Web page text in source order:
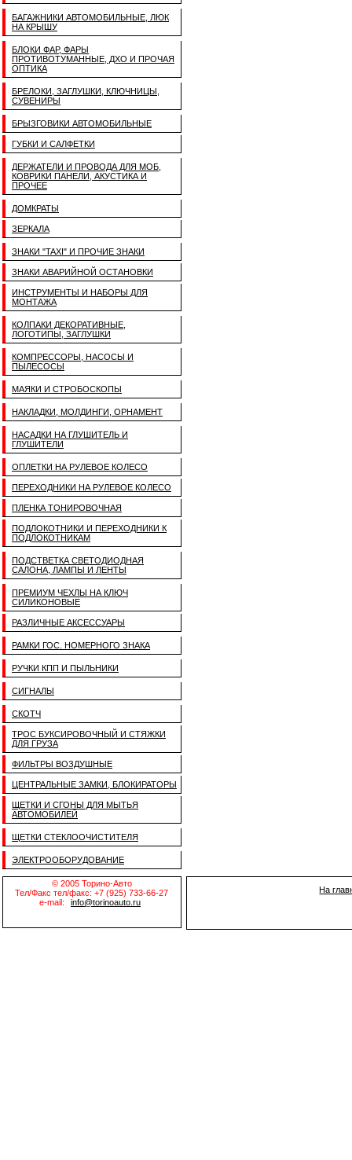
БАГАЖНИКИ АВТОМОБИЛЬНЫЕ, ЛЮК
НА КРЫШУ
БЛОКИ ФАР, ФАРЫ
ПРОТИВОТУМАННЫЕ, ДХО И ПРОЧАЯ
ОПТИКА
БРЕЛОКИ, ЗАГЛУШКИ, КЛЮЧНИЦЫ,
СУВЕНИРЫ
БРЫЗГОВИКИ АВТОМОБИЛЬНЫЕ
ГУБКИ И САЛФЕТКИ
ДЕРЖАТЕЛИ И ПРОВОДА ДЛЯ МОБ,
КОВРИКИ ПАНЕЛИ, АКУСТИКА И
ПРОЧЕЕ
ДОМКРАТЫ
ЗЕРКАЛА
ЗНАКИ "TAXI" И ПРОЧИЕ ЗНАКИ
ЗНАКИ АВАРИЙНОЙ ОСТАНОВКИ
ИНСТРУМЕНТЫ И НАБОРЫ ДЛЯ
МОНТАЖА
КОЛПАКИ ДЕКОРАТИВНЫЕ,
ЛОГОТИПЫ, ЗАГЛУШКИ
КОМПРЕССОРЫ, НАСОСЫ И
ПЫЛЕСОСЫ
МАЯКИ И СТРОБОСКОПЫ
НАКЛАДКИ, МОЛДИНГИ, ОРНАМЕНТ
НАСАДКИ НА ГЛУШИТЕЛЬ И
ГЛУШИТЕЛИ
ОПЛЕТКИ НА РУЛЕВОЕ КОЛЕСО
ПЕРЕХОДНИКИ НА РУЛЕВОЕ КОЛЕСО
ПЛЕНКА ТОНИРОВОЧНАЯ
ПОДЛОКОТНИКИ И ПЕРЕХОДНИКИ К
ПОДЛОКОТНИКАМ
ПОДСТВЕТКА СВЕТОДИОДНАЯ
САЛОНА, ЛАМПЫ И ЛЕНТЫ
ПРЕМИУМ ЧЕХЛЫ НА КЛЮЧ
СИЛИКОНОВЫЕ
РАЗЛИЧНЫЕ АКСЕССУАРЫ
РАМКИ ГОС. НОМЕРНОГО ЗНАКА
РУЧКИ КПП И ПЫЛЬНИКИ
СИГНАЛЫ
СКОТЧ
ТРОС БУКСИРОВОЧНЫЙ И СТЯЖКИ
ДЛЯ ГРУЗА
ФИЛЬТРЫ ВОЗДУШНЫЕ
ЦЕНТРАЛЬНЫЕ ЗАМКИ, БЛОКИРАТОРЫ
ЩЕТКИ И СГОНЫ ДЛЯ МЫТЬЯ
АВТОМОБИЛЕЙ
ЩЕТКИ СТЕКЛООЧИСТИТЕЛЯ
ЭЛЕКТРООБОРУДОВАНИЕ
© 2005 Торино-Авто
Тел/Факс тел/факс: +7 (925) 733-66-27
e-mail:
info@torinoauto.ru
На